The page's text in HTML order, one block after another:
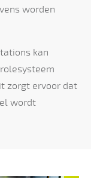
worden
kan
zorgt ervoor dat
wordt